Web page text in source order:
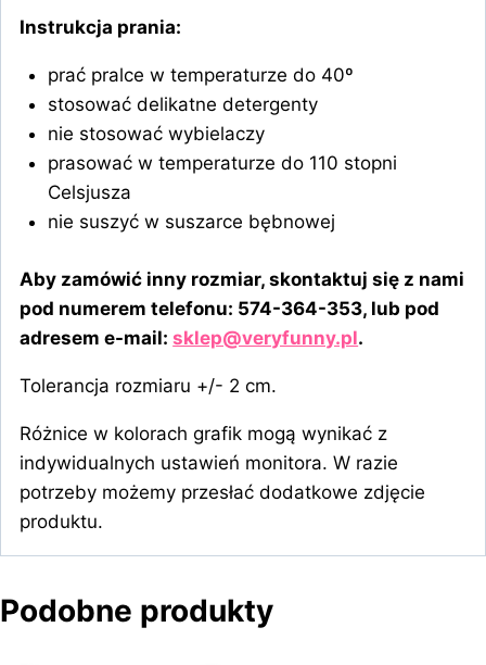
Instrukcja prania:
prać pralce w temperaturze do 40º
stosować delikatne detergenty
nie stosować wybielaczy
prasować w temperaturze do 110 stopni
Celsjusza
nie suszyć w suszarce bębnowej
Aby zamówić inny rozmiar, skontaktuj się z nami
pod numerem telefonu: 574-364-353, lub pod
adresem e-mail:sklep@veryfunny.pl.
Tolerancja rozmiaru +/- 2 cm.
Różnice w kolorach grafik mogą wynikać z
indywidualnych ustawień monitora. W razie
potrzeby możemy przesłać dodatkowe zdjęcie
produktu.
Podobne produkty